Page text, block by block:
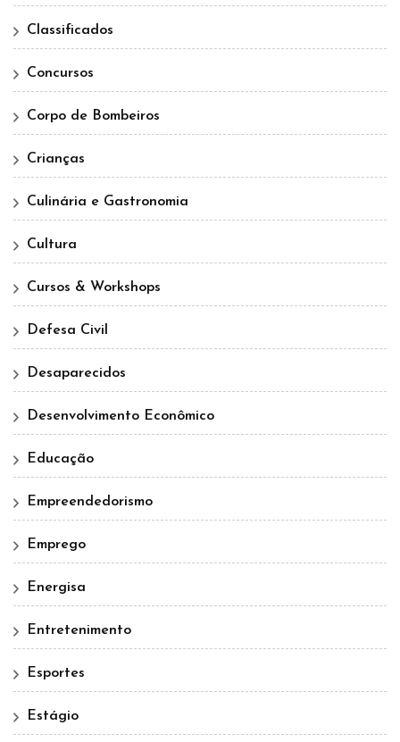
Classificados
Concursos
Corpo de Bombeiros
Crianças
Culinária e Gastronomia
Cultura
Cursos & Workshops
Defesa Civil
Desaparecidos
Desenvolvimento Econômico
Educação
Empreendedorismo
Emprego
Energisa
Entretenimento
Esportes
Estágio